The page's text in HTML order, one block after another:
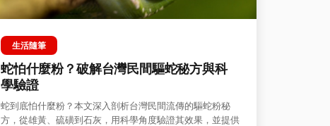
生活隨筆
蛇怕什麼粉？破解台灣民間驅蛇秘方與科
學驗證
蛇到底怕什麼粉？本文深入剖析台灣民間流傳的驅蛇粉秘
方，從雄黃、硫磺到石灰，用科學角度驗證其效果，並提供